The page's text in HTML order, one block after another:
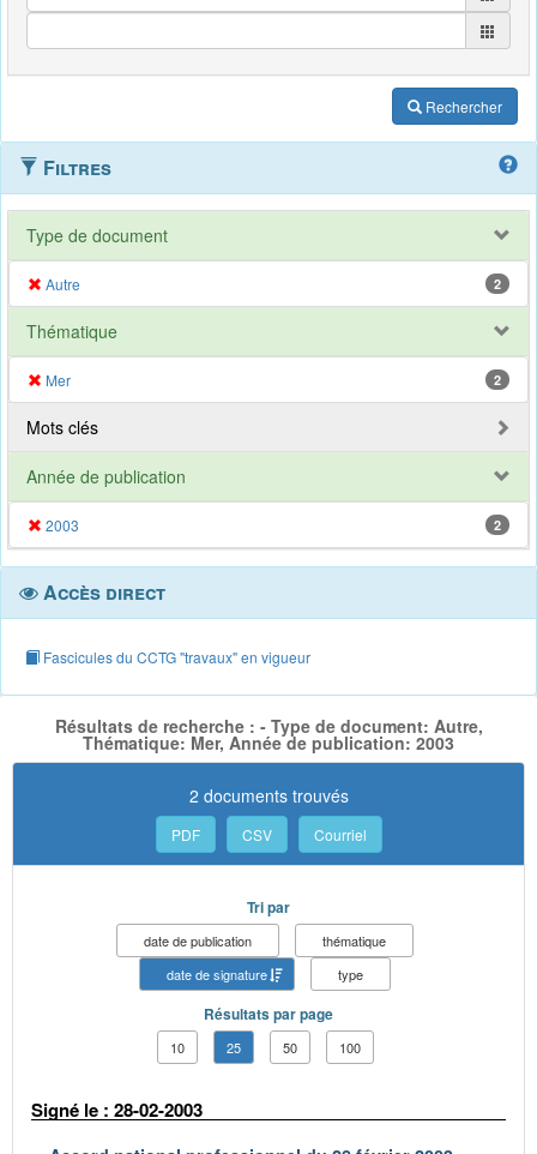
Rechercher
Filtres
Type de document
Autre 2
Thématique
Mer 2
Mots clés
Année de publication
2003 2
Accès direct
Fascicules du CCTG "travaux" en vigueur
Résultats de recherche : - Type de document: Autre,
Thématique: Mer, Année de publication: 2003
2 documents trouvés
PDF CSV Courriel
Tri par
date de publication
thématique
date de signature
type
Résultats par page
10 25 50 100
Signé le : 28-02-2003